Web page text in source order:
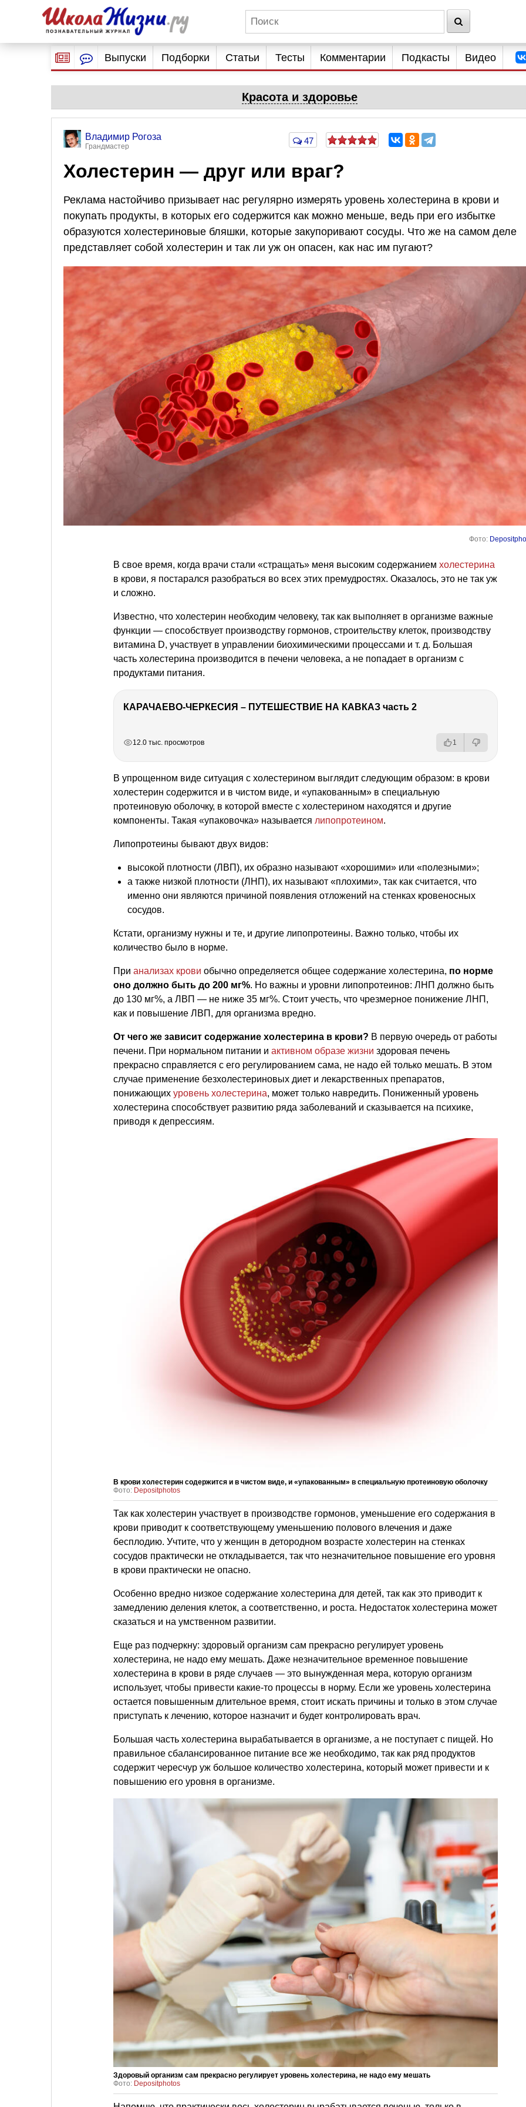
Выпуски Подборки Статьи Тесты Комментарии Подкасты Видео
Красота и здоровье
Владимир Рогоза
Грандмастер
47
Холестерин — друг или враг?
Реклама настойчиво призывает нас регулярно измерять уровень холестерина в крови и
покупать продукты, в которых его содержится как можно меньше, ведь при его избытке
образуются холестериновые бляшки, которые закупоривают сосуды. Что же на самом деле
представляет собой холестерин и так ли уж он опасен, как нас им пугают?
Фото:
В свое время, когда врачи стали «стращать» меня высоким содержанием холестерина
в крови, я постарался разобраться во всех этих премудростях. Оказалось, это не так уж
и сложно.
Известно, что холестерин необходим человеку, так как выполняет в организме важные
функции — способствует производству гормонов, строительству клеток, производству
витамина D, участвует в управлении биохимическими процессами и т. д. Большая
часть холестерина производится в печени человека, а не попадает в организм с
продуктами питания.
КАРАЧАЕВО-ЧЕРКЕСИЯ – ПУТЕШЕСТВИЕ НА КАВКАЗ часть 2
12.0 тыс. просмотров 1
В упрощенном виде ситуация с холестерином выглядит следующим образом: в крови
холестерин содержится и в чистом виде, и «упакованным» в специальную
протеиновую оболочку, в которой вместе с холестерином находятся и другие
компоненты. Такая «упаковочка» называется липопротеином.
Липопротеины бывают двух видов:
высокой плотности (ЛВП), их образно называют «хорошими» или «полезными»;
а также низкой плотности (ЛНП), их называют «плохими», так как считается, что
именно они являются причиной появления отложений на стенках кровеносных
сосудов.
Кстати, организму нужны и те, и другие липопротеины. Важно только, чтобы их
количество было в норме.
При анализах крови обычно определяется общее содержание холестерина, по норме
оно должно быть до 200 мг%. Но важны и уровни липопротеинов: ЛНП должно быть
до 130 мг%, а ЛВП — не ниже 35 мг%. Стоит учесть, что чрезмерное понижение ЛНП,
как и повышение ЛВП, для организма вредно.
От чего же зависит содержание холестерина в крови? В первую очередь от работы
печени. При нормальном питании и активном образе жизни здоровая печень
прекрасно справляется с его регулированием сама, не надо ей только мешать. В этом
случае применение безхолестериновых диет и лекарственных препаратов,
понижающих уровень холестерина, может только навредить. Пониженный уровень
холестерина способствует развитию ряда заболеваний и сказывается на психике,
приводя к депрессиям.
В крови холестерин содержится и в чистом виде, и «упакованным» в специальную протеиновую оболочку
Фото: Depositphotos
Так как холестерин участвует в производстве гормонов, уменьшение его содержания в
крови приводит к соответствующему уменьшению полового влечения и даже
бесплодию. Учтите, что у женщин в детородном возрасте холестерин на стенках
сосудов практически не откладывается, так что незначительное повышение его уровня
в крови практически не опасно.
Особенно вредно низкое содержание холестерина для детей, так как это приводит к
замедлению деления клеток, а соответственно, и роста. Недостаток холестерина может
сказаться и на умственном развитии.
Еще раз подчеркну: здоровый организм сам прекрасно регулирует уровень
холестерина, не надо ему мешать. Даже незначительное временное повышение
холестерина в крови в ряде случаев — это вынужденная мера, которую организм
использует, чтобы привести какие-то процессы в норму. Если же уровень холестерина
остается повышенным длительное время, стоит искать причины и только в этом случае
приступать к лечению, которое назначит и будет контролировать врач.
Большая часть холестерина вырабатывается в организме, а не поступает с пищей. Но
правильное сбалансированное питание все же необходимо, так как ряд продуктов
содержит чересчур уж большое количество холестерина, который может привести и к
повышению его уровня в организме.
Здоровый организм сам прекрасно регулирует уровень холестерина, не надо ему мешать
Фото: Depositphotos